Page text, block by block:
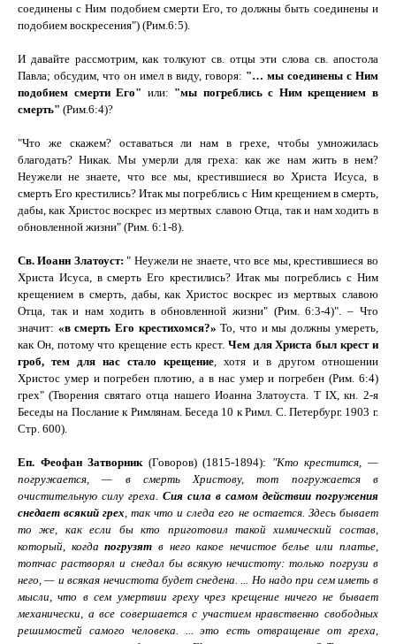
соединены с Ним подобием смерти Его, то должны быть соединены и
подобием воскресения") (Рим.6:5).
И давайте рассмотрим, как толкуют св. отцы эти слова св. апостола
Павла; обсудим, что он имел в виду, говоря: "… мы соединены с Ним
подобием смерти Его" или: "мы погреблись с Ним крещением в
смерть" (Рим.6:4)?
"Что же скажем? оставаться ли нам в грехе, чтобы умножилась
благодать?Никак.
Мы умерли для греха: как же нам жить в нем?
Неужели не знаете, что все мы, крестившиеся во Христа Исуса, в
смерть Его крестились? Итак мы погреблись с Ним крещением в смерть,
дабы, как Христос воскрес из мертвых славою Отца, так и нам ходить в
обновленной жизни" (Рим. 6:1-8).
Св. Иоанн Златоуст: " Неужели не знаете, что все мы, крестившиеся во
Христа Исуса, в смерть Его крестились? Итак мы погреблись с Ним
крещением в смерть, дабы, как Христос воскрес из мертвых славою
Отца, так и нам ходить в обновленной жизни" (Рим. 6:3-4)". – Что
значит: «в смерть Его крестихомся?» То, что и мы должны умереть,
как Он, потому что крещение есть крест. Чем для Христа был крест и
гроб, тем для нас стало крещение, хотя и в другом отношении
Христос умер и погребен плотию, а в нас умер и погребен (Рим. 6:4)
грех" (Творения святаго отца нашего Иоанна Златоуста. Т IX , кн. 2-я
Беседы на Послание к Римлянам. Беседа 10 к Римл. С. Петербург. 1903 г.
Стр. 600)
Еп. Феофан Затворник (Говоров) (1815-1894): "Кто крестится, —
погружается, — в смерть Христову, тот погружается в
очистительную силу греха. Сия сила в самом действии погружения
снедает всякий грех , так что и следа его не остается. Здесь бывает
то же, как если бы кто приготовил такой химический состав,
который, когдапогрузят в него какое нечистое белье или платье,
тотчас растворял и снедал бы всякую нечистоту: только погрузи в
него, — и всякая нечистота будет снедена. ... Но надо при сем иметь в
мысли, что в сем умертвии греху чрез крещение ничего не бывает
механически, а все совершается с участием нравственно свободных
решимостей самого человека.
...это есть отвращение от греха,